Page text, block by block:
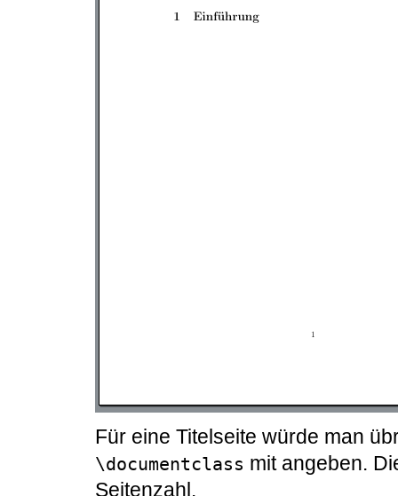
Für eine Titelseite würde man
\documentclass mit angeben.
Seitenzahl.